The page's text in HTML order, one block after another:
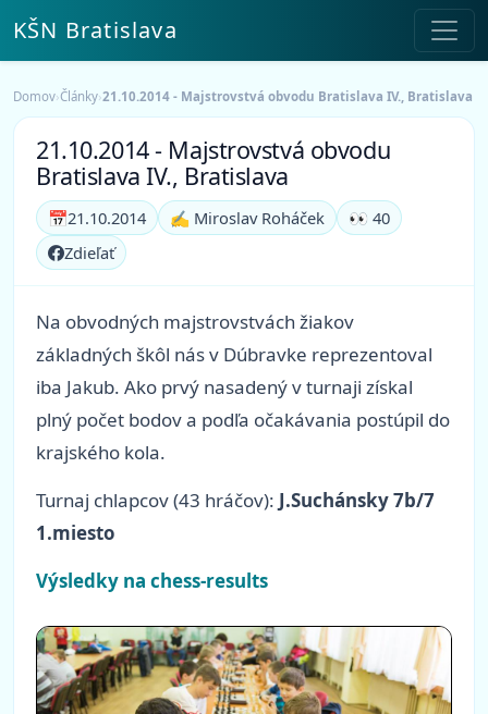
KŠN Bratislava
Domov›Články›21.10.2014 - Majstrovstvá obvodu Bratislava IV., Bratislava
21.10.2014 - Majstrovstvá obvodu
Bratislava IV., Bratislava
📅21.10.2014 ✍️ Miroslav Roháček
👀 40
Zdieľať
Na obvodných majstrovstvách žiakov
základných škôl nás v Dúbravke reprezentoval
iba Jakub. Ako prvý nasadený v turnaji získal
plný počet bodov a podľa očakávania postúpil do
krajského kola.
Turnaj chlapcov (43 hráčov): J.Suchánsky 7b/7
1.miesto
Výsledky na chess-results